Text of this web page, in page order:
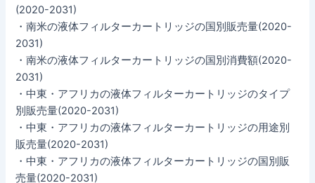
(2020-2031)
・南米の液体フィルターカートリッジの国別販売量(2020-
2031)
・南米の液体フィルターカートリッジの国別消費額(2020-
2031)
・中東・アフリカの液体フィルターカートリッジのタイプ
別販売量(2020-2031)
・中東・アフリカの液体フィルターカートリッジの用途別
販売量(2020-2031)
・中東・アフリカの液体フィルターカートリッジの国別販
売量(2020-2031)